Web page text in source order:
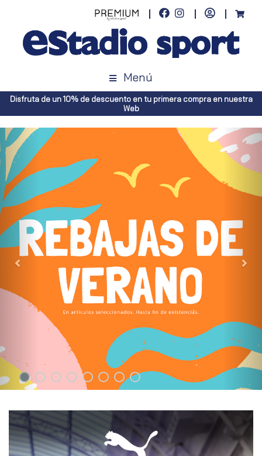
Menú
Envíos gratuitos a toda España (Canarias, pedidos superiores a 50€.
Península, pedidos superiores a 100€)